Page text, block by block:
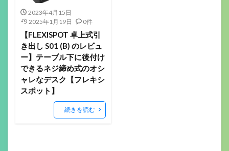
2023年4月15日
2025年1月19日
0件
【FLEXISPOT 卓上式引
き出し S01 (B) のレビュ
ー】テーブル下に後付け
できるネジ締め式のオシ
ャレなデスク【フレキシ
スポット】
続きを読む